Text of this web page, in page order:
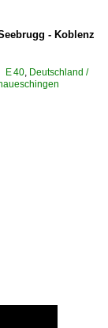
- Koblenz
E 40, Deutschland /